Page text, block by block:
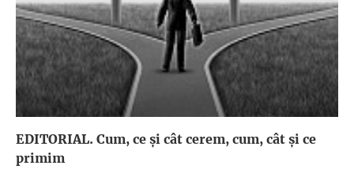
EDITORIAL. Cum, ce şi cât cerem, cum, cât şi ce
primim